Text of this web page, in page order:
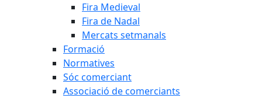
Fira Medieval
Fira de Nadal
Mercats setmanals
Formació
Normatives
Sóc comerciant
Associació de comerciants